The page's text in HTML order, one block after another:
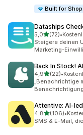
Built for
Dataships
5,0von 5 Sternen
(72)
72 Rezensionen
•
Steigere deinen
Marketing-
Back In Stock!
4,9von 5 Sternen
(22)
22 Rezensionen
•
„Benachrichtige
Attentive: AI‑led
4,8von 5 Sternen
(106)
106 •
SMS & E-Mail,